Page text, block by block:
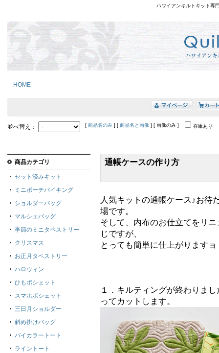
ハワイアンキルトキット専
HOME
並べ替え： [ 商品名のみ ] [ 商品名と画像 ] [ 画像のみ ] 在庫あり
通帳ケースの作り方
人気キットの通帳ケース♪お待
場です。
そして、内布のお仕立てをリ
じですが、
とっても簡単に仕上がります
１．キルティングが終わりま
ってカットします。
商品カテゴリ
セット済みキット
ミニポーチバイキング
ショルダーバッグ
マルシェバッグ
季節のミニタペストリー
クリスマス
お正月タペストリー
ハロウィン
ひもポシェット
スマホポシェット
三日月ショルダー
斜め掛けバッグ
バイカラートート
ライントート